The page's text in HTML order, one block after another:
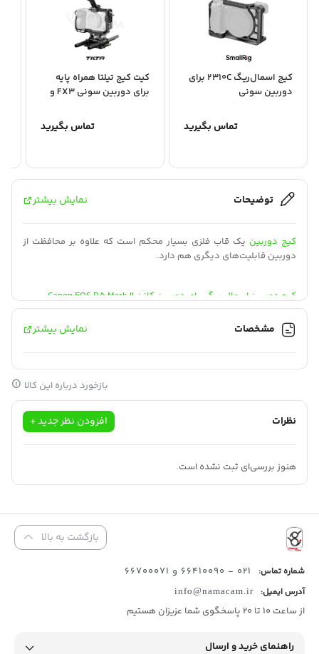
کیج اسمال‌ریگ 2310C برای
دوربین سونی
a6500/a6400/a6300 –
تماس بگیرید
کیت کیج تیلتا همراه پایه
برای دوربین سونی FX3 و
تماس بگیرید
توضیحات نمایش بیشتر
کیج دوربین یک قاب فلزی بسیار محکم است که علاوه بر محافظت از
دوربین قابلیت‌های دیگری هم دارد.
کیج دوربین اسمال ریگ برای دوربین‌ کانن Canon EOS R5 Mark II
،
یک محصول کاربردی برای فیلمبرداران حرفه‌ای و افراد فعال در حوزه
بلاگری است.
مشخصات نمایش بیشتر
بازخورد درباره این کالا
نظرات افزودن نظر جدید +
هنوز بررسی‌ای ثبت نشده است.
بازگشت به بالا
شماره تماس: 021 - 66410090 و 66700071
آدرس ایمیل: info@namacam.ir
از ساعت 10 تا 20 پاسخگوی شما عزیزان هستیم
راهنمای خرید و ارسال